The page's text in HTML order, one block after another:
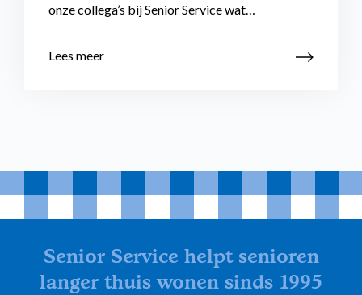
onze collega’s bij Senior Service wat…
Lees meer
Senior Service helpt senioren
langer thuis wonen sinds 1995